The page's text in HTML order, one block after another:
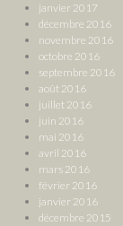
janvier 2017
décembre 2016
novembre 2016
octobre 2016
septembre 2016
août 2016
juillet 2016
juin 2016
mai 2016
avril 2016
mars 2016
février 2016
janvier 2016
décembre 2015